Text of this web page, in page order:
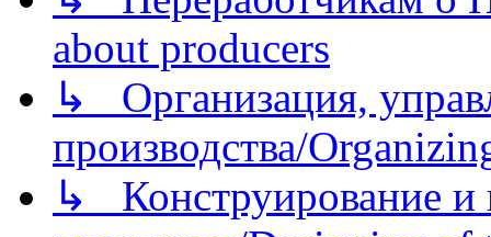
about producers
↳ Организация,
производства/
↳ Конструирование и